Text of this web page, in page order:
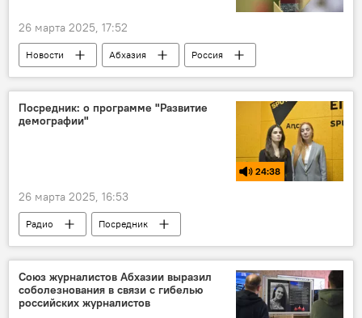
26 марта 2025, 17:52
Новости Абхазия
Россия
80-летие Победы в Великой Отечественной войне
Посредник: о программе "Развитие
демографии"
24:38
26 марта 2025, 16:53
Радио
Посредник
социальные выплаты
выплаты
Союз журналистов Абхазии выразил
соболезнования в связи с гибелью
российских журналистов